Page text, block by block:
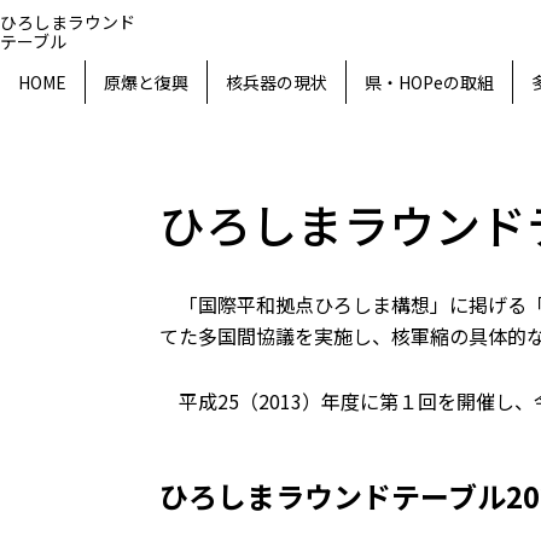
ひろしまラウンド
テーブル
HOME
原爆と復興 核兵器の現状 県・HOPeの取組
ひろしまラウン
「国際平和拠点ひろしま構想」に掲げ
てた多国間協議を実施し、核軍縮の具体的
平成25（2013）年度に第１回を開催し
ひろしまラウンドテーブル